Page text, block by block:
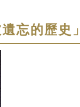
忘的歷史」